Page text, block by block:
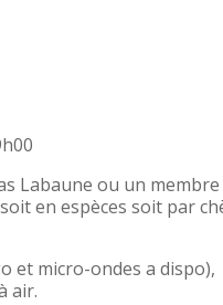
Labaune ou un membre
en espèces soit par
et micro-ondes a dispo),
air.